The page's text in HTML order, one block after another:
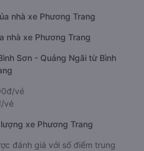
nhà xe Phương Trang
nhà xe Phương Trang
Sơn - Quảng Ngãi từ Bình
vé
vé
xe Phương Trang
đánh giá với số điểm trung